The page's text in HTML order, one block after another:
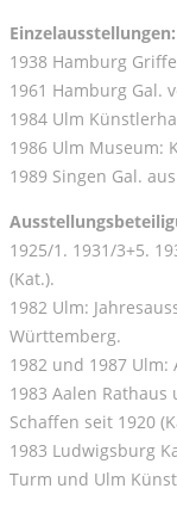
Einzelausstellungen:
1938 Hamburg
1961 Hamburg Gal.
1984 Ulm
1986 Ulm Museum:
1989 Singen Gal.
1925/1. 1931/3+5.
(Kat.).
1982 Ulm:
Württemberg.
1982 und 1987 Ulm:
1983 Aalen Rathaus
Schaffen seit 1920
1983 Ludwigsburg
Turm und Ulm